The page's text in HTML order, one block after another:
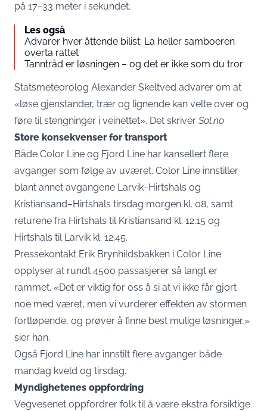
på 17–33 meter i sekundet.
Les også
Advarer hver åttende bilist: La heller samboeren
overta rattet
Tanntråd er løsningen – og det er ikke som du tror
Statsmeteorolog Alexander Skeltved advarer om at
«løse gjenstander, trær og lignende kan velte over og
føre til stengninger i veinettet». Det skriver Sol.no
Store konsekvenser for transport
Både Color Line og Fjord Line har kansellert flere
avganger som følge av uværet. Color Line innstiller
blant annet avgangene Larvik–Hirtshals og
Kristiansand–Hirtshals tirsdag morgen kl. 08, samt
returene fra Hirtshals til Kristiansand kl. 12.15 og
Hirtshals til Larvik kl. 12.45.
Pressekontakt Erik Brynhildsbakken i Color Line
opplyser at rundt 4500 passasjerer så langt er
rammet. «Det er viktig for oss å si at vi ikke får gjort
noe med været, men vi vurderer effekten av stormen
fortløpende, og prøver å finne best mulige løsninger,»
sier han.
Også Fjord Line har innstilt flere avganger både
mandag kveld og tirsdag.
Myndighetenes oppfordring
Vegvesenet oppfordrer folk til å være ekstra forsiktige